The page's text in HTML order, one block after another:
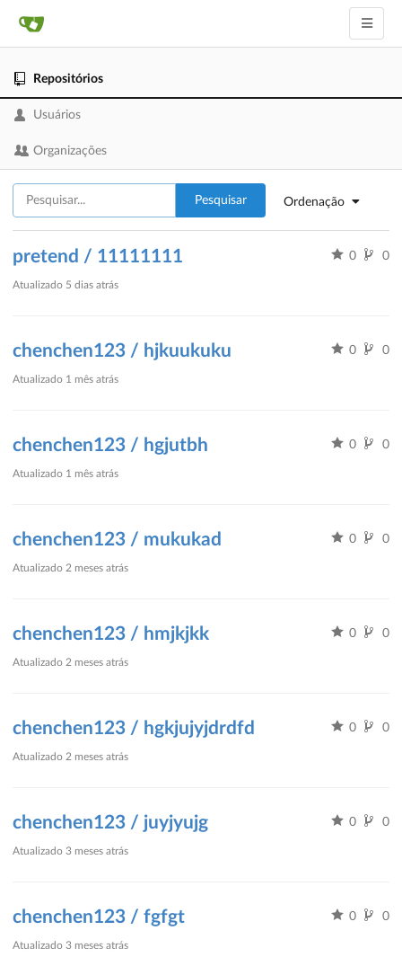
Repositórios
Usuários
Organizações
Ordenação
Pesquisar
pretend / 11111111 0 0
Atualizado 5 dias atrás
chenchen123 / hjkuukuku 0 0
Atualizado 1 mês atrás
chenchen123 / hgjutbh 0 0
Atualizado 1 mês atrás
chenchen123 / mukukad 0 0
Atualizado 2 meses atrás
chenchen123 / hmjkjkk 0 0
Atualizado 2 meses atrás
chenchen123 / hgkjujyjdrdfd 0 0
Atualizado 2 meses atrás
chenchen123 / juyjyujg 0 0
Atualizado 3 meses atrás
chenchen123 / fgfgt 0 0
Atualizado 3 meses atrás